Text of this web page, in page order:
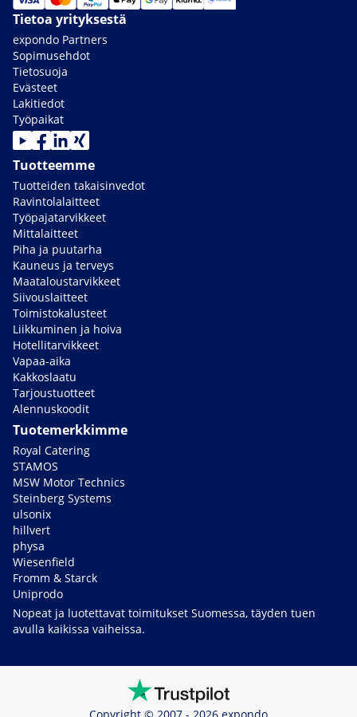
Tietoa yrityksestä
expondo Partners
Sopimusehdot
Tietosuoja
Evästeet
Lakitiedot
Työpaikat
Tuotteemme
Tuotteiden takaisinvedot
Ravintolalaitteet
Työpajatarvikkeet
Mittalaitteet
Piha ja puutarha
Kauneus ja terveys
Maataloustarvikkeet
Siivouslaitteet
Toimistokalusteet
Liikkuminen ja hoiva
Hotellitarvikkeet
Vapaa-aika
Kakkoslaatu
Tarjoustuotteet
Alennuskoodit
Tuotemerkkimme
Royal Catering
STAMOS
MSW Motor Technics
Steinberg Systems
ulsonix
hillvert
physa
Wiesenfield
Fromm & Starck
Uniprodo
Nopeat ja luotettavat toimitukset Suomessa, täyden tuen
avulla kaikissa vaiheissa.